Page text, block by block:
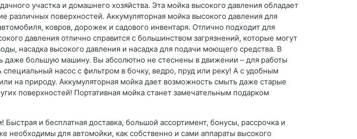
участка и домашнего хозяйства. Эта мойка высокого давления обладает
поверхностей. Аккумуляторная мойка высокого давления для
ковров, дорожек и садового инвентаря. Отлично подходит для
давления отлично справится с большинством загрязнений, которые могут
насадка высокого давления и насадка для подачи моющего средства. В
даже большую машину. Вы абсолютно не стеснены в движении – для работы
насос с фильтром в бочку, ведро, пруд или реку! А с удобным
на природу. Аккумуляторная мойка дает возможность смыть даже старые
поверхностей! Портативная мойка станет замечательным подарком
и бесплатная доставка, большой ассортимент, бонусы, рассрочка и
необходимы для автомойки, как собственно и сами аппараты высокого